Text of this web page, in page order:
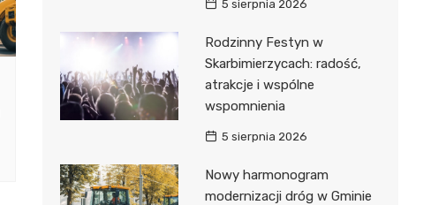
5 sierpnia 2026
Rodzinny Festyn w
Skarbimierzycach: radość,
atrakcje i wspólne
wspomnienia
5 sierpnia 2026
Nowy harmonogram
modernizacji dróg w Gminie